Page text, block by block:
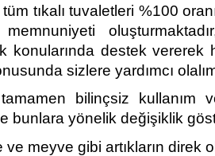
tıkalı tuvaletleri %100
konularında destek vererek
sizlere yardımcı
tamamen bilinçsiz
bunlara yönelik değişiklik
ve meyve gibi artıkların direk